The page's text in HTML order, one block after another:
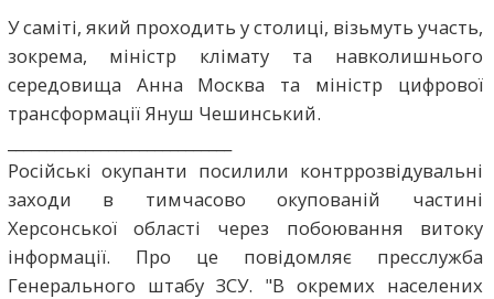
У саміті, який проходить у столиці, візьмуть участь,
зокрема, міністр клімату та навколишнього
середовища Анна Москва та міністр цифрової
трансформації Януш Чешинський.
Російські окупанти посилили контррозвідувальні
заходи в тимчасово окупованій частині
Херсонської області через побоювання витоку
інформації. Про це повідомляє пресслужба
Генерального штабу ЗСУ. "В окремих населених